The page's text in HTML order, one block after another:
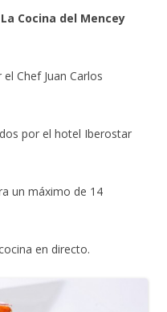
Cocina del Mencey
Chef Juan Carlos
por el hotel Iberostar
un máximo de 14
en directo.